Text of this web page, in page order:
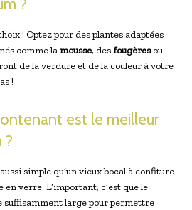
?
! Optez pour des plantes adaptées
comme lamousse, desfougèresou
de la verdure et de la couleur à votre
!
est le meilleur
?
simple qu’un vieux bocal à confiture
en verre. L’important, c’est que le
large pour permettre